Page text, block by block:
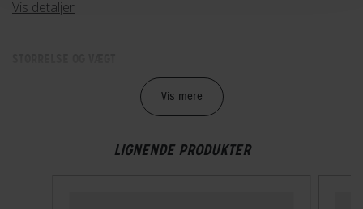
Vis detaljer
Vis mere
LIGNENDE PRODUKTER